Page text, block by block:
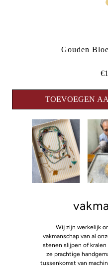
Gouden
TOEVOEGEN
Wij zijn werkelijk
vakmanschap van al
stenen slijpen of kralen
ze prachtige
tussenkomst van